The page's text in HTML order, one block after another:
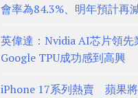
會率為84.3%、明年預計再
英偉達：Nvidia AI芯片領
Google TPU成功感到高興
iPhone 17系列熱賣 蘋果